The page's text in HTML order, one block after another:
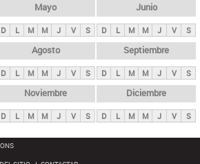
Mayo
D L M M J V S
Junio
D L M M J V S
Agosto
D L M M J V S
Septiembre
D L M M J V S
Noviembre
D L M M J V S
Diciembre
D L M M J V S